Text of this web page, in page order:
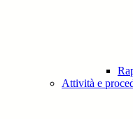
Attività e